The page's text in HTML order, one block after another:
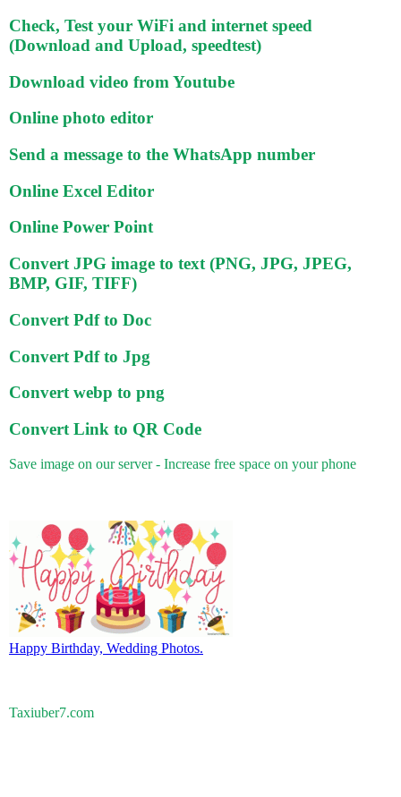
Check, Test your WiFi and internet speed
(Download and Upload, speedtest)
Download video from Youtube
Online photo editor
Send a message to the WhatsApp number
Online Excel Editor
Online Power Point
Convert JPG image to text (PNG, JPG, JPEG,
BMP, GIF, TIFF)
Convert Pdf to Doc
Convert Pdf to Jpg
Convert webp to png
Convert Link to QR Code
Save image on our server - Increase free space on your phone
Happy Birthday, Wedding Photos.
Taxiuber7.com